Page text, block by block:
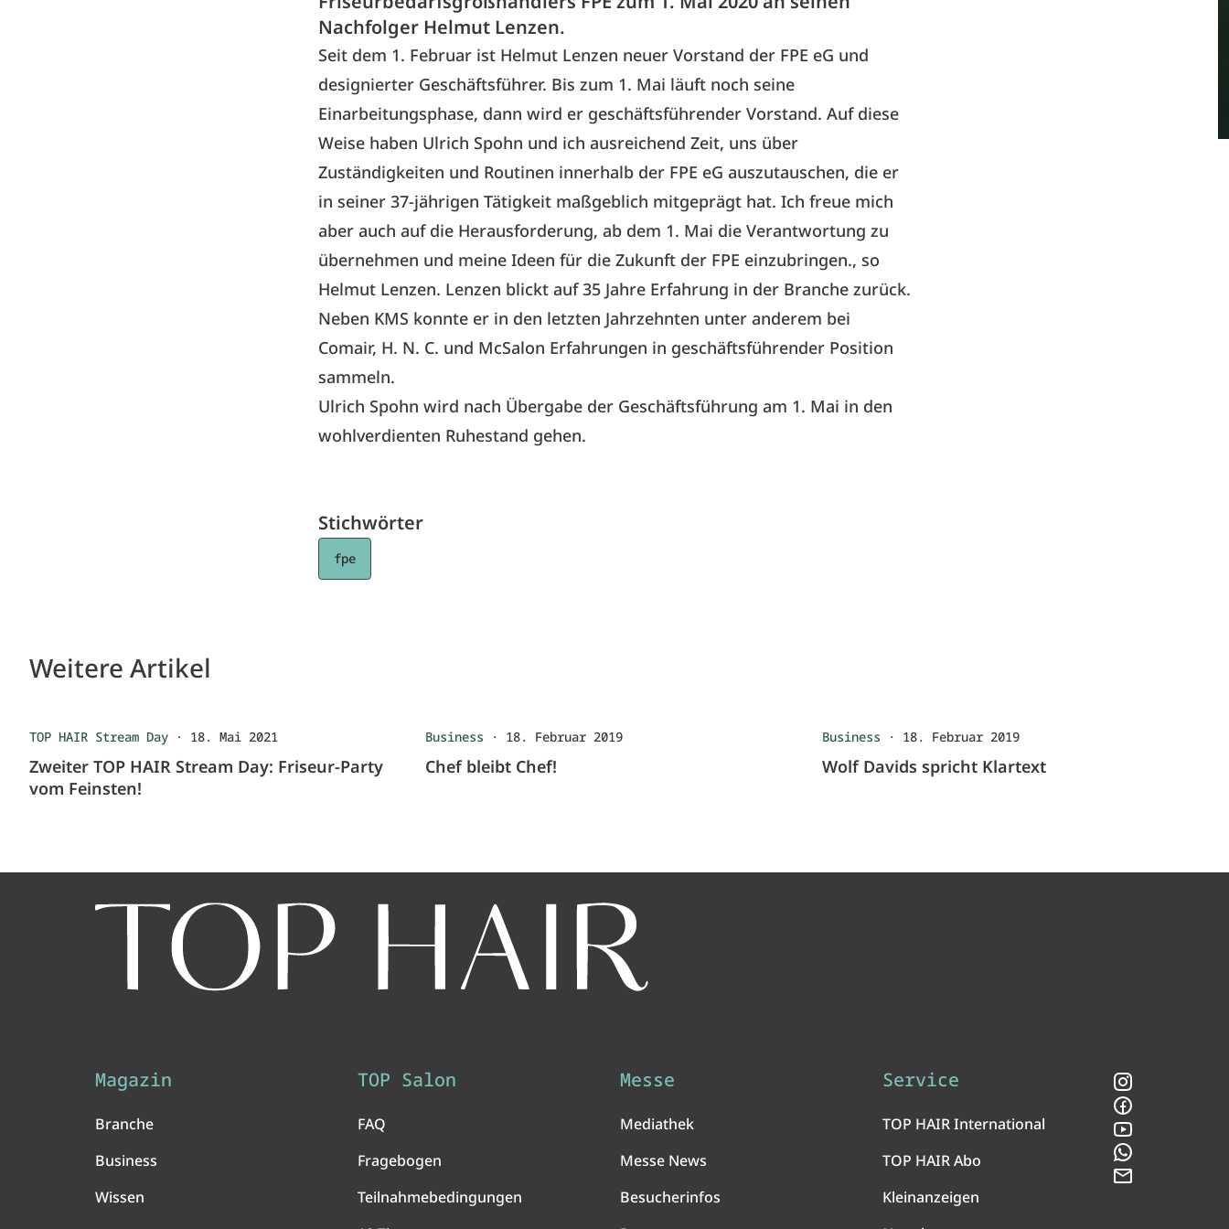
Nachfolger Helmut Lenzen.
Seit dem 1. Februar ist Helmut Lenzen neuer Vorstand der FPE eG und
designierter Geschäftsführer. Bis zum 1. Mai läuft noch seine
Einarbeitungsphase, dann wird er geschäftsführender Vorstand. Auf diese
Weise haben Ulrich Spohn und ich ausreichend Zeit, uns über
Zuständigkeiten und Routinen innerhalb der FPE eG auszutauschen, die er
in seiner 37-jährigen Tätigkeit maßgeblich mitgeprägt hat. Ich freue mich
aber auch auf die Herausforderung, ab dem 1. Mai die Verantwortung zu
übernehmen und meine Ideen für die Zukunft der FPE einzubringen., so
Helmut Lenzen. Lenzen blickt auf 35 Jahre Erfahrung in der Branche zurück.
Neben KMS konnte er in den letzten Jahrzehnten unter anderem bei
Comair, H. N. C. und McSalon Erfahrungen in geschäftsführender Position
sammeln.
Ulrich Spohn wird nach Übergabe der Geschäftsführung am 1. Mai in den
wohlverdienten Ruhestand gehen.
Stichwörter
fpe
Weitere Artikel
TOP HAIR Stream Day · 18. Mai 2021
Zweiter TOP HAIR Stream Day: Friseur-Party
vom Feinsten!
Business · 18. Februar 2019
Chef bleibt Chef!
Business · 18. Februar 2019
Wolf Davids spricht Klartext
Magazin
Branche
Business
Wissen
TOP Salon
FAQ
Fragebogen
Teilnahmebedingungen
Messe
Mediathek
Messe News
Besucherinfos
Service
TOP HAIR International
TOP HAIR Abo
Kleinanzeigen